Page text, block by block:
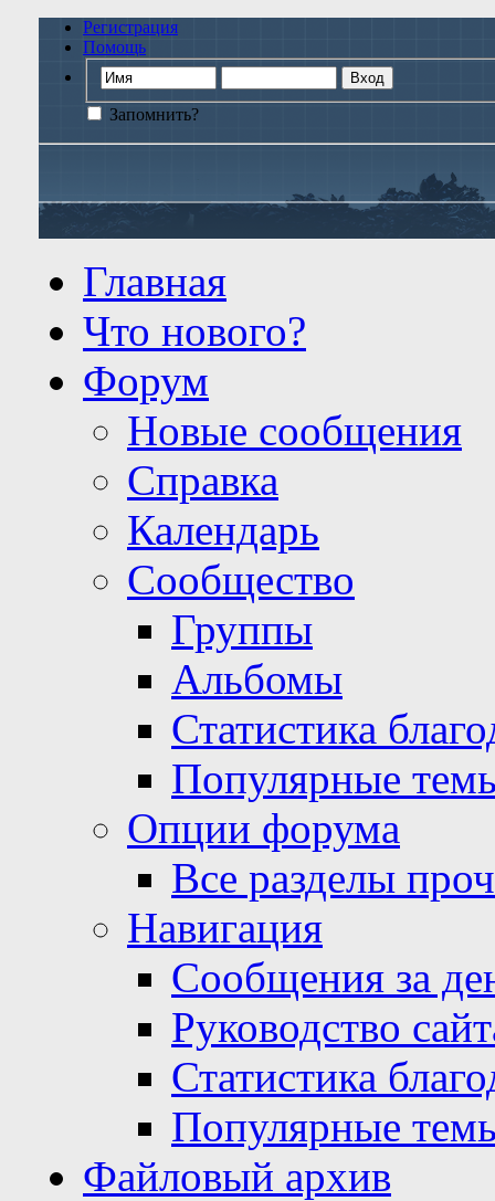
Регистрация
Помощь
Запомнить?
Главная
Что нового?
Форум
Новые сообщения
Справка
Календарь
Сообщество
Группы
Альбомы
Статистика
Популярные
Опции форума
Все разделы
Навигация
Сообщения за
Руководство
Статистика
Популярные
Файловый архив